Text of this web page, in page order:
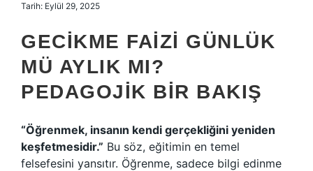
Tarih: Eylül 29, 2025
GECIKME FAIZI GÜNLÜK
MÜ AYLIK MI?
PEDAGOJIK BIR BAKIŞ
“Öğrenmek, insanın kendi gerçekliğini yeniden
keşfetmesidir.” Bu söz, eğitimin en temel
felsefesini yansıtır. Öğrenme, sadece bilgi edinme